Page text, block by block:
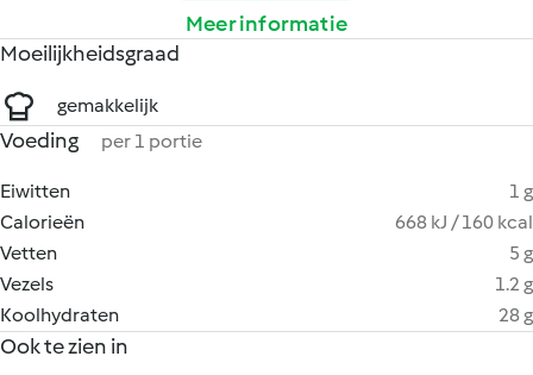
Meer informatie
Moeilijkheidsgraad
gemakkelijk
Voeding per 1 portie
Eiwitten
1 g
Calorieën
668 kJ / 160 kcal
Vetten
5 g
Vezels
1.2 g
Koolhydraten
28 g
Ook te zien in